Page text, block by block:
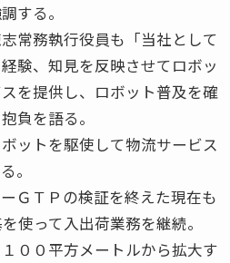
する。
常務執行役員も「当社として
験、知見を反映させてロボッ
を提供し、ロボット普及を確
負を語る。
ットを駆使して物流サービス
。
ＧＴＰの検証を終えた現在も
使って入出荷業務を継続。
００平方メートルから拡大す